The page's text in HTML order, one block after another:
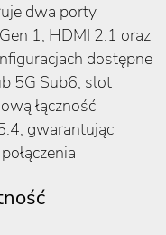
dwa porty
1, HDMI 2.1 oraz
dostępne
5G Sub6, slot
łączność
gwarantując